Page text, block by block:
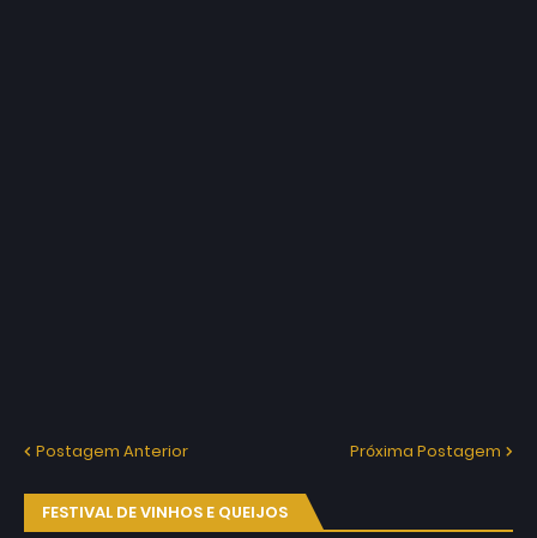
Postagem Anterior Próxima Postagem
FESTIVAL DE VINHOS E QUEIJOS